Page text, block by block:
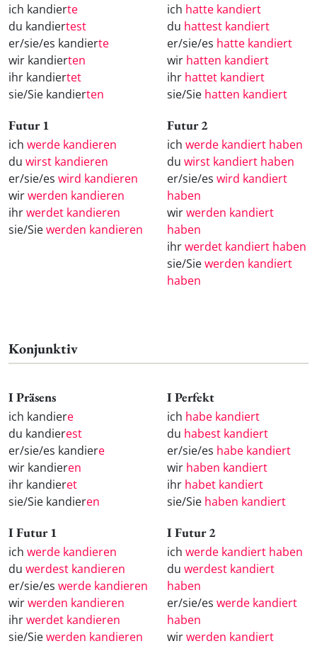
ich kandierte
du kandiertest
er/sie/es kandierte
wir kandierten
ihr kandiertet
sie/Sie kandierten
ich hatte kandiert
du hattest kandiert
er/sie/es hatte kandiert
wir hatten kandiert
ihr hattet kandiert
sie/Sie hatten kandiert
Futur 1
ich werde kandieren
du wirst kandieren
er/sie/es wird kandieren
wirwerden kandieren
ihrwerdet kandieren
sie/Siewerden kandieren
Futur 2
ich werde kandiert haben
du wirst kandiert haben
er/sie/es wird kandiert
haben
wirwerden kandiert
haben
ihrwerdet kandiert haben
sie/Siewerden kandiert
haben
Konjunktiv
I Präsens
ich kandiere
du kandierest
er/sie/es kandiere
wir kandieren
ihr kandieret
sie/Sie kandieren
I Perfekt
ich habe kandiert
du habest kandiert
er/sie/es habe kandiert
wir haben kandiert
ihr habet kandiert
sie/Sie haben kandiert
I Futur 1
ich werde kandieren
du werdest kandieren
er/sie/es werde kandieren
wirwerden kandieren
ihrwerdet kandieren
sie/Siewerden kandieren
I Futur 2
ich werde kandiert haben
du werdest kandiert
haben
er/sie/es werde kandiert
haben
wirwerden kandiert